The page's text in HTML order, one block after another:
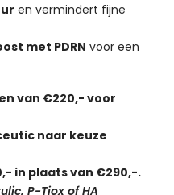
en vermindert fijne
met PDRN voor een
van €220,- voor
naar keuze
in plaats van €290,-.
P-Tiox ofHA